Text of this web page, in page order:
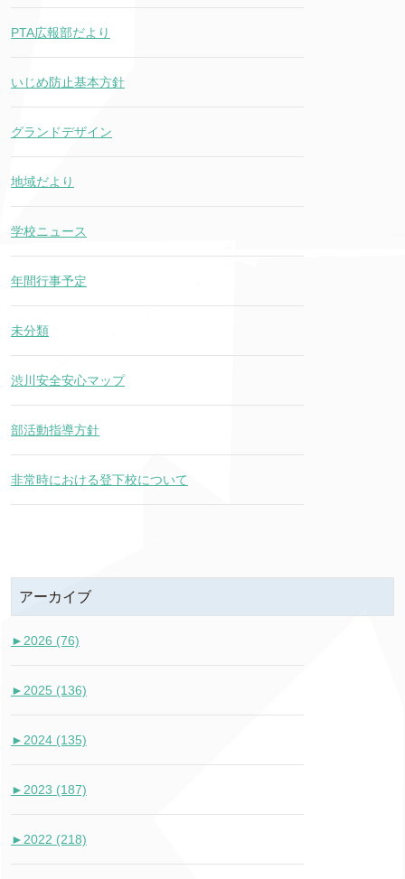
PTA広報部だより
いじめ防止基本方針
グランドデザイン
地域だより
学校ニュース
年間行事予定
未分類
渋川安全安心マップ
部活動指導方針
非常時における登下校について
アーカイブ
► 2026 (76)
► 2025 (136)
► 2024 (135)
► 2023 (187)
► 2022 (218)